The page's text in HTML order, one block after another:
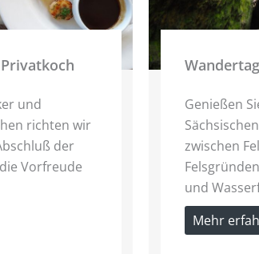
und
richten wir
der
Vorfreude
Genießen
zwischen
und
Mehr